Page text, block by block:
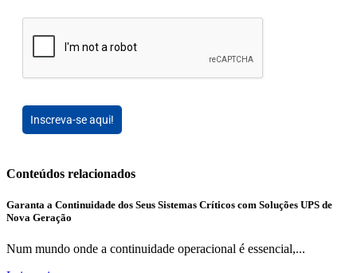
Inscreva-se aqui!
Conteúdos relacionados
Garanta a Continuidade dos Seus Sistemas Críticos com Soluções UPS de
Nova Geração
Num mundo onde a continuidade operacional é essencial,...